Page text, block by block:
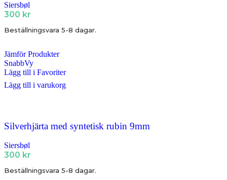
Siersbøl
300 kr
Beställningsvara 5-8 dagar.
Jämför Produkter
SnabbVy
Lägg till i Favoriter
Lägg till i varukorg
Silverhjärta med syntetisk rubin 9mm
Siersbøl
300 kr
Beställningsvara 5-8 dagar.